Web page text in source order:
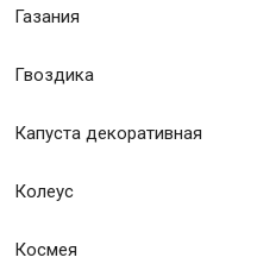
Газания
Гвоздика
Капуста декоративная
Колеус
Космея